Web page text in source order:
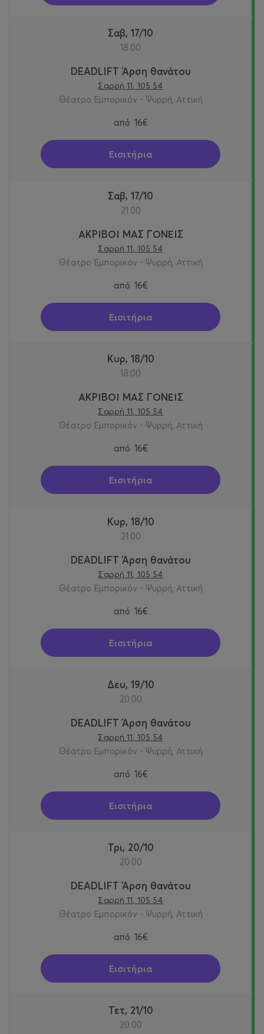
Σαβ, 17/10
18:00
DEADLIFT Άρση θανάτου
Σαρρή 11, 105 54
Θέατρο Εμπορικόν - Ψυρρή, Αττική
από 16€
Εισιτήρια
Σαβ, 17/10
21:00
ΑΚΡΙΒΟΙ ΜΑΣ ΓΟΝΕΙΣ
Σαρρή 11, 105 54
Θέατρο Εμπορικόν - Ψυρρή, Αττική
από 16€
Εισιτήρια
Κυρ, 18/10
18:00
ΑΚΡΙΒΟΙ ΜΑΣ ΓΟΝΕΙΣ
Σαρρή 11, 105 54
Θέατρο Εμπορικόν - Ψυρρή, Αττική
από 16€
Εισιτήρια
Κυρ, 18/10
21:00
DEADLIFT Άρση θανάτου
Σαρρή 11, 105 54
Θέατρο Εμπορικόν - Ψυρρή, Αττική
από 16€
Εισιτήρια
Δευ, 19/10
20:00
DEADLIFT Άρση θανάτου
Σαρρή 11, 105 54
Θέατρο Εμπορικόν - Ψυρρή, Αττική
από 16€
Εισιτήρια
Τρι, 20/10
20:00
DEADLIFT Άρση θανάτου
Σαρρή 11, 105 54
Θέατρο Εμπορικόν - Ψυρρή, Αττική
από 16€
Εισιτήρια
Τετ, 21/10
20:00